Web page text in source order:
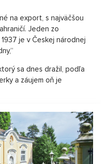
na export, s najväčšou
Jeden zo
je v Českej národnej
sa dnes dražil, podľa
a záujem oň je